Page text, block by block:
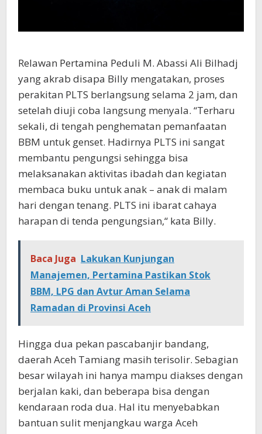
Relawan Pertamina Peduli M. Abassi Ali Bilhadj
yang akrab disapa Billy mengatakan, proses
perakitan PLTS berlangsung selama 2 jam, dan
setelah diuji coba langsung menyala. “Terharu
sekali, di tengah penghematan pemanfaatan
BBM untuk genset. Hadirnya PLTS ini sangat
membantu pengungsi sehingga bisa
melaksanakan aktivitas ibadah dan kegiatan
membaca buku untuk anak – anak di malam
hari dengan tenang. PLTS ini ibarat cahaya
harapan di tenda pengungsian,“ kata Billy.
Baca Juga Lakukan Kunjungan
Manajemen, Pertamina Pastikan Stok
BBM, LPG dan Avtur Aman Selama
Ramadan di Provinsi Aceh
Hingga dua pekan pascabanjir bandang,
daerah Aceh Tamiang masih terisolir. Sebagian
besar wilayah ini hanya mampu diakses dengan
berjalan kaki, dan beberapa bisa dengan
kendaraan roda dua. Hal itu menyebabkan
bantuan sulit menjangkau warga Aceh